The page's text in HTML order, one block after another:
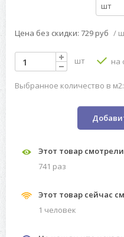
шт
Цена без скидки: 729 руб /
шт на
Выбранное количество в м2:
Этот товар смотрели
741 раз
Этот товар сейчас
1 человек